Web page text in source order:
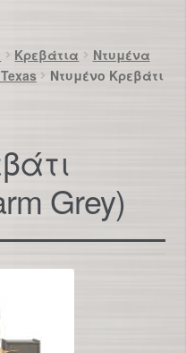
Κρεβάτια
Ντυμένα
Ντυμένο Κρεβάτι
Grey)